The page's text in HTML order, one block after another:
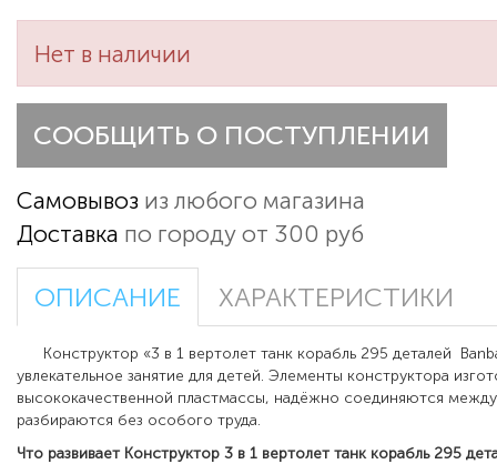
Нет в наличии
СООБЩИТЬ О ПОСТУПЛЕНИИ
Самовывоз из любого магазина
Доставка по городу от 300 руб
ОПИСАНИЕ ХАРАКТЕРИСТИКИ
Конструктор «3 в 1 вертолет танк корабль 295 деталей
увлекательное занятие для детей. Элементы конструктора
высококачественной пластмассы, надёжно соединяются
разбираются без особого труда.
Что развивает Конструктор 3 в 1 вертолет танк корабль 295